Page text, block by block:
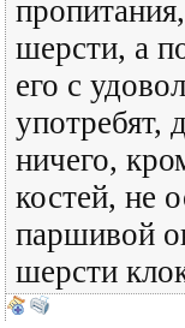
шерсти, а
его с
употребят,
ничего,
костей, не
паршивой
шерсти